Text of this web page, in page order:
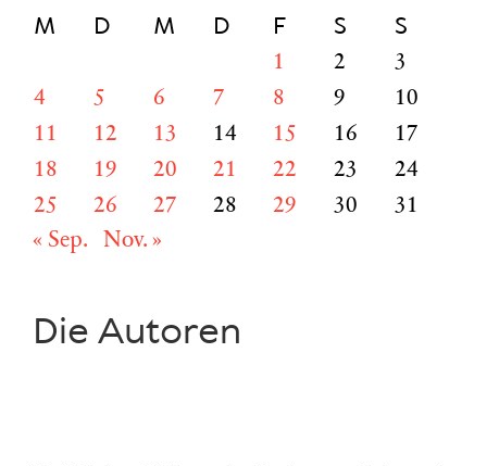
M D M D F S S
1 2
3
4
5 6 7 8 9
10
11
12 13 14 15 16
17
18
19 20 21 22 23
24
25
26 27 28 29 30
31
« Sep.
Nov. »
Die Autoren